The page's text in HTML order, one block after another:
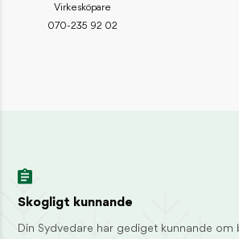
KONTAKT
fakturor@sydved.se
E-faktura: GLN 7365561710816
Sydved AB, 556171-0814
Virkesköpare
070-235 92 02
Skogligt kunnande
Din Sydvedare har gediget kunnande om